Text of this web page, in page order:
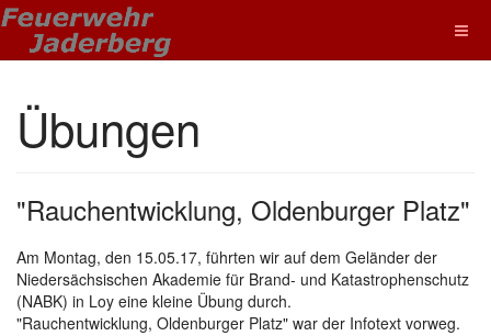
Übungen
"Rauchentwicklung, Oldenburger Platz"
Am Montag, den 15.05.17, führten wir auf dem Geländer der
Niedersächsischen Akademie für Brand- und Katastrophenschutz
(NABK) in Loy eine kleine Übung durch.
"Rauchentwicklung, Oldenburger Platz" war der Infotext vorweg.